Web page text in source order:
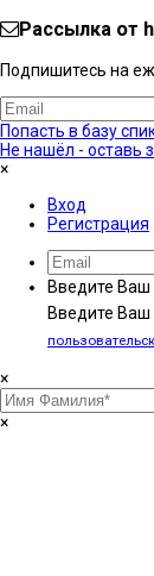
Рассылка от
Подпишитесь на
Попасть в базу
Не нашёл - оставь
×
Вход
Регистрация
Введите Ваш
Введите Ваш
×
×